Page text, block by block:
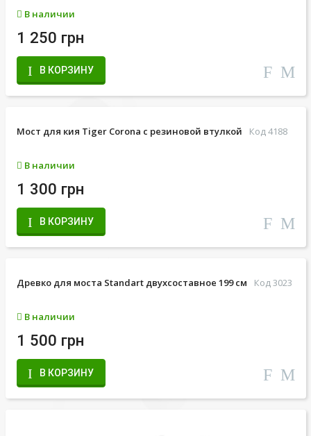
В наличии
1 250 грн
В КОРЗИНУ
Мост для кия Tiger Corona с резиновой втулкой Код 4188
В наличии
1 300 грн
В КОРЗИНУ
Древко для моста Standart двухсоставное 199 см Код 3023
В наличии
1 500 грн
В КОРЗИНУ